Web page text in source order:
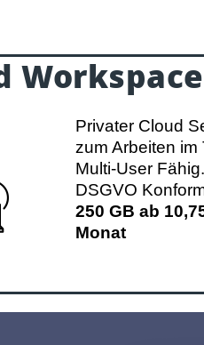
Workspace
Privater Cloud
zum Arbeiten im
Multi-User Fähig.
DSGVO
250 GB ab
Monat
Workspace
ab 10,75 € pro Monat
ab 20,75 € pro Monat
ab 33,25 € pro Monat